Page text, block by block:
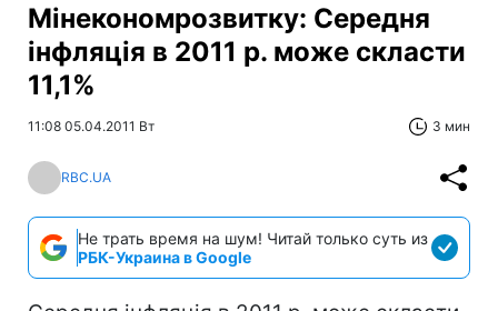
Мінекономрозвитку: Середня
інфляція в 2011 р. може скласти
11,1%
11:08 05.04.2011 Вт 3 мин
RBC.UA
Не трать время на шум! Читай только суть из
РБК-Украина в Google